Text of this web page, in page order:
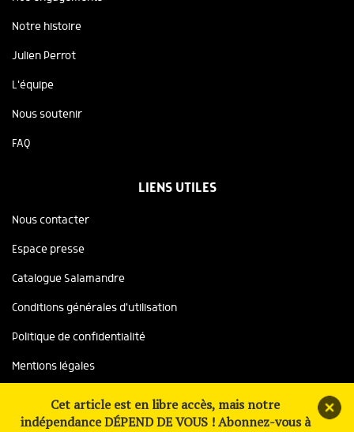
Notre histoire
Julien Perrot
L'équipe
Nous soutenir
FAQ
LIENS UTILES
Nous contacter
Espace presse
Catalogue Salamandre
Conditions générales d'utilisation
Politique de confidentialité
Mentions légales
Site réalisé avec le soutien de
Cet article est en libre accès, mais notre
indépendance DÉPEND DE VOUS ! Abonnez-vous à